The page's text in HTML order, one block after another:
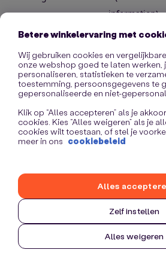
information).
Betere winkelervaring met
Wij gebruiken cookies en
onze webshop goed te laten werken,
personaliseren, statistieken te
toestemming, persoonsgegevens te
gepersonaliseerde en niet-
Klik op “Alles accepteren” als je
cookies. Kies “Alles weigeren” als je
cookies wilt toestaan, of stel je
meer in ons cookiebeleid
Zelf instellen
Alles weigeren
Alles